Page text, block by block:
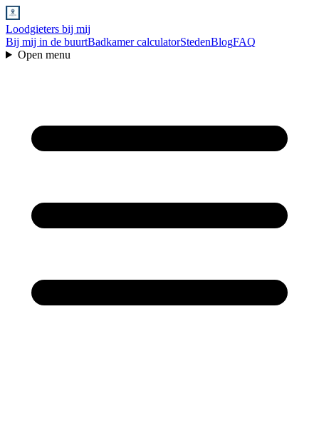
Loodgieters bij mij
Bij mij in de buurtBadkamer calculatorStedenBlogFAQ
Open menu